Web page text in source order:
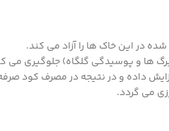
برگ ها و پوسیدگی گلگاه) جلوگیری می
داده و در نتیجه در مصرف کود
می گردد.